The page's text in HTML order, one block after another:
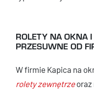
ROLETY NA OKNA
PRZESUWNE OD
W firmie Kapica na
rolety zewnętrzeoraz